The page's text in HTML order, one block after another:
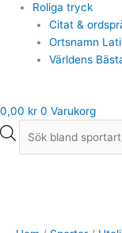
Roliga tryck
Citat &
Ortsnamn
Världens
0,00 kr 0 Varukorg